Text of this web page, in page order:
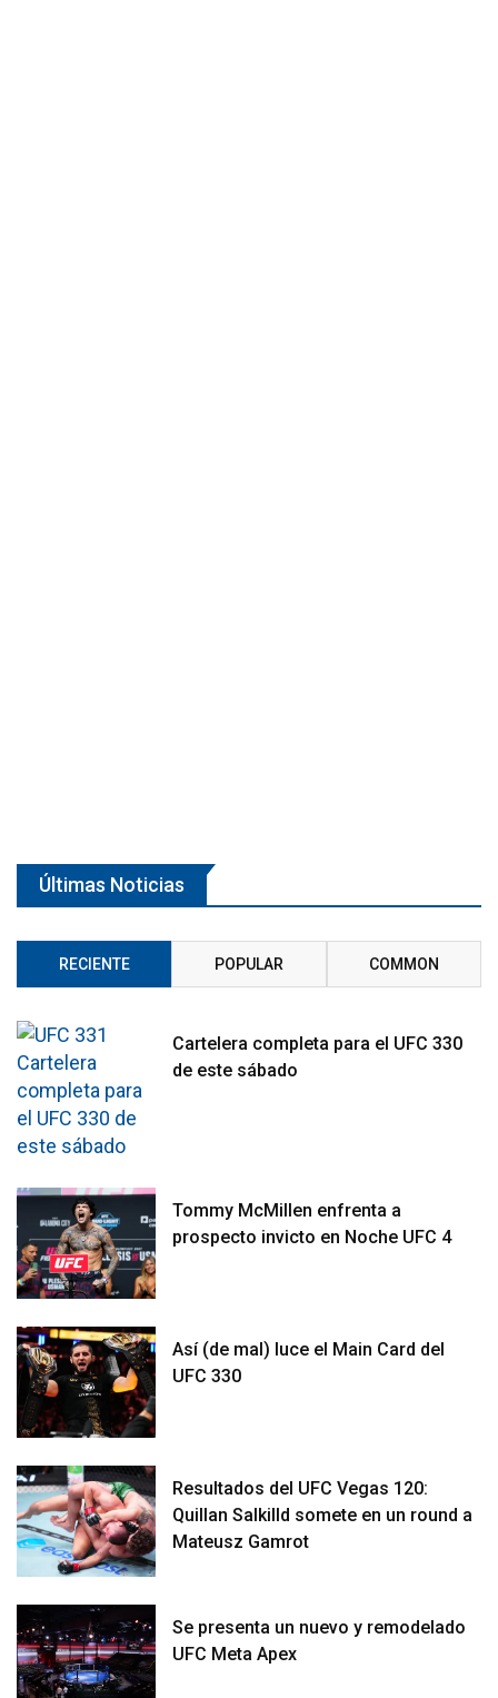
Últimas Noticias
RECIENTE POPULAR COMMON
Cartelera completa para el UFC 330
de este sábado
Tommy McMillen enfrenta a
prospecto invicto en Noche UFC 4
Así (de mal) luce el Main Card del
UFC 330
Resultados del UFC Vegas 120:
Quillan Salkilld somete en un round a
Mateusz Gamrot
Se presenta un nuevo y remodelado
UFC Meta Apex